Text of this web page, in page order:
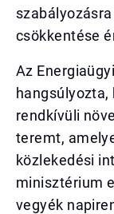
csökkentése
Az
rendkívüli
teremt,
közlekedési
minisztérium
vegyék